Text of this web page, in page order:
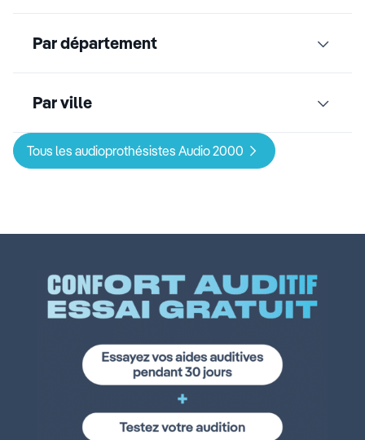
Par département
Par ville
Tous les audioprothésistes Audio 2000